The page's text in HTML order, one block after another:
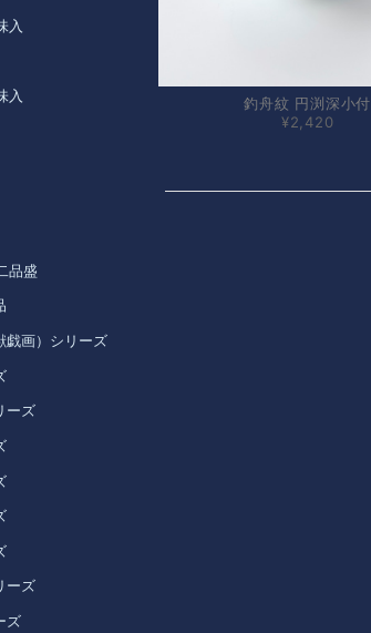
入
入
品盛
戯画）シリーズ
ーズ
ーズ
ズ
釣舟紋 円渕深小付
¥2,420